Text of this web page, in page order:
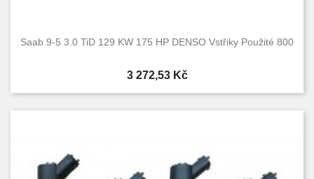
Saab 9-5 3.0 TiD 129 KW 175 HP DENSO Vstřiky Použité 800
Cena
3 272,53 Kč